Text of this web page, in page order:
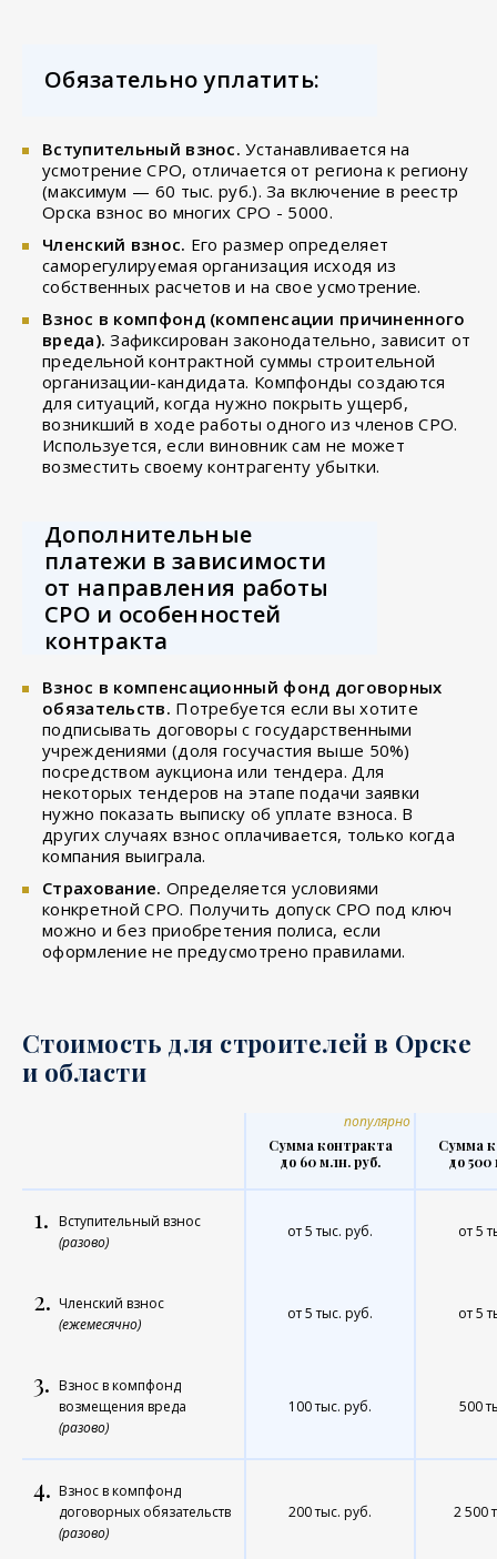
Обязательно уплатить:
Вступительный взнос. Устанавливается на
усмотрение СРО, отличается от региона к региону
(максимум — 60 тыс. руб.). За включение в реестр
Орска взнос во многих СРО - 5000.
Членский взнос. Его размер определяет
саморегулируемая организация исходя из
собственных расчетов и на свое усмотрение.
Взнос в компфонд (компенсации причиненного
вреда). Зафиксирован законодательно, зависит от
предельной контрактной суммы строительной
организации-кандидата. Компфонды создаются
для ситуаций, когда нужно покрыть ущерб,
возникший в ходе работы одного из членов СРО.
Используется, если виновник сам не может
возместить своему контрагенту убытки.
Дополнительные
платежи в зависимости
от направления работы
СРО и особенностей
контракта
Взнос в компенсационный фонд договорных
обязательств. Потребуется если вы хотите
подписывать договоры с государственными
учреждениями (доля госучастия выше 50%)
посредством аукциона или тендера. Для
некоторых тендеров на этапе подачи заявки
нужно показать выписку об уплате взноса. В
других случаях взнос оплачивается, только когда
компания выиграла.
Страхование. Определяется условиями
конкретной СРО. Получить допуск СРО под ключ
можно и без приобретения полиса, если
оформление не предусмотрено правилами.
Стоимость для строителей в Орске
и области
Сумма контракта
до 60 млн. руб.
популярно
Сумма
до
1. Вступительный взнос
(разово)
от 5 тыс. руб. от 5
2. Членский взнос
(ежемесячно)
от 5 тыс. руб. от 5
3. Взнос в компфонд
возмещения вреда
(разово)
100 тыс. руб. 500
4. Взнос в компфонд
договорных обязательств
(разово)
200 тыс. руб. 2 500